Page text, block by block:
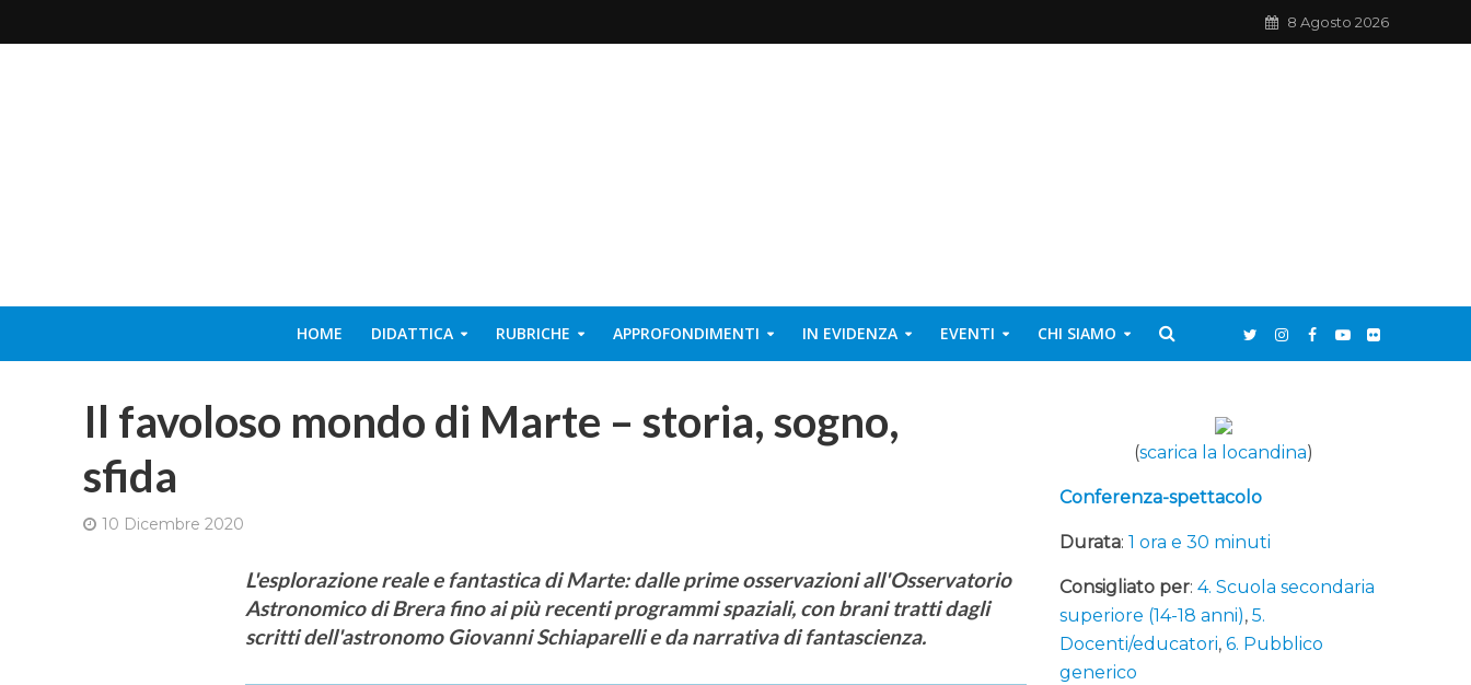
8 Agosto 2026
HOME DIDATTICA RUBRICHE APPROFONDIMENTI IN EVIDENZA EVENTI CHI SIAMO
Il favoloso mondo di Marte – storia, sogno,
sfida
10 Dicembre 2020
L'esplorazione reale e fantastica di Marte: dalle prime osservazioni all'Osservatorio
Astronomico di Brera fino ai più recenti programmi spaziali, con brani tratti dagli
scritti dell'astronomo Giovanni Schiaparelli e da narrativa di fantascienza.
(scarica la locandina)
Conferenza-spettacolo
Durata:1 ora e 30 minuti
Consigliato per:4. Scuola secondaria
superiore (14-18 anni),5.
Docenti/educatori,6. Pubblico
generico